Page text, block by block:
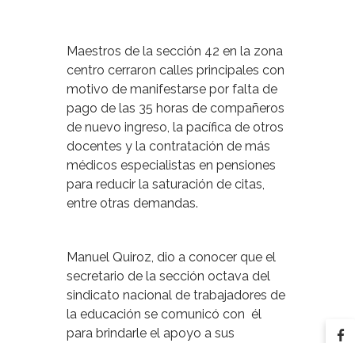
Maestros de la sección 42 en la zona
centro cerraron calles principales con
motivo de manifestarse por falta de
pago de las 35 horas de compañeros
de nuevo ingreso, la pacífica de otros
docentes y la contratación de más
médicos especialistas en pensiones
para reducir la saturación de citas,
entre otras demandas.
Manuel Quiroz, dio a conocer que el
secretario de la sección octava del
sindicato nacional de trabajadores de
la educación se comunicó con él
para brindarle el apoyo a sus